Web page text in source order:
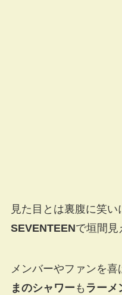
見た目とは裏腹に笑い
SEVENTEENで垣間見
メンバーやファンを喜
まのシャワー も ラーメ